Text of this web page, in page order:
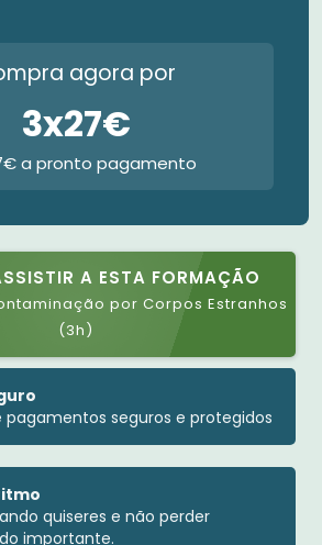
agora por
3x27€
a pronto pagamento
A ESTA FORMAÇÃO
por Corpos Estranhos
(3h)
pagamentos seguros e protegidos
quiseres e não perder
importante.